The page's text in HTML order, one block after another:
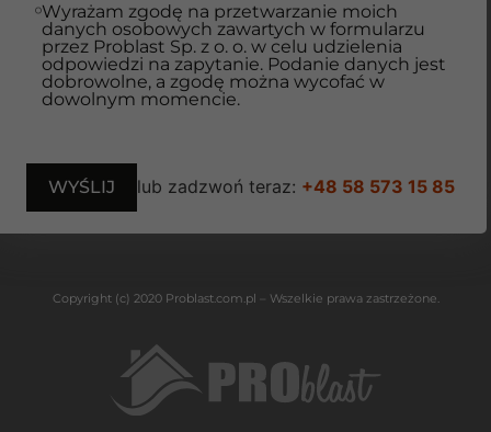
Wyrażam zgodę na przetwarzanie moich
danych osobowych zawartych w formularzu
przez Problast Sp. z o. o. w celu udzielenia
odpowiedzi na zapytanie. Podanie danych jest
dobrowolne, a zgodę można wycofać w
dowolnym momencie.
lub zadzwoń teraz: +48 58 573 15 85
Copyright (c) 2020 Problast.com.pl – Wszelkie prawa zastrzeżone.